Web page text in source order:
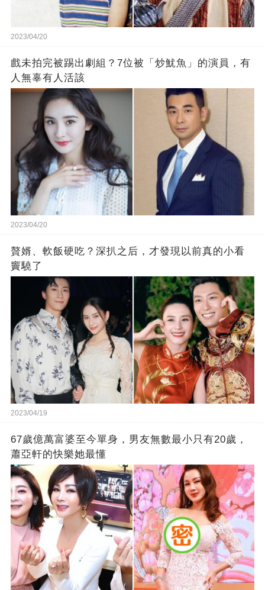
2023/04/20
戲未拍完被踢出劇組？7位被「炒魷魚」的演員，有
人無辜有人活該
2023/04/20
贅婿、軟飯硬吃？深扒之后，才發現以前真的小看
竇驍了
2023/04/19
67歲億萬富婆至今單身，男友無數最小只有20歲，
蕭亞軒的快樂她最懂